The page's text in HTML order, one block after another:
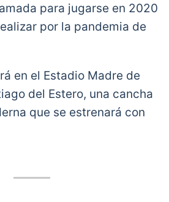
para jugarse en 2020
por la pandemia de
en el Estadio Madre de
del Estero, una cancha
que se estrenará con